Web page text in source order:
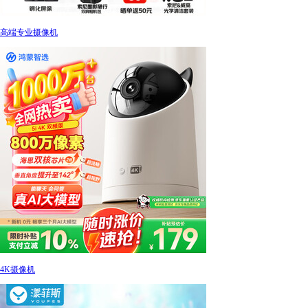
高端专业摄像机
4K摄像机